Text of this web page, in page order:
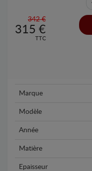
342 €
315 €
TTC
Marque
Modèle
Année
Matière
Epaisseur